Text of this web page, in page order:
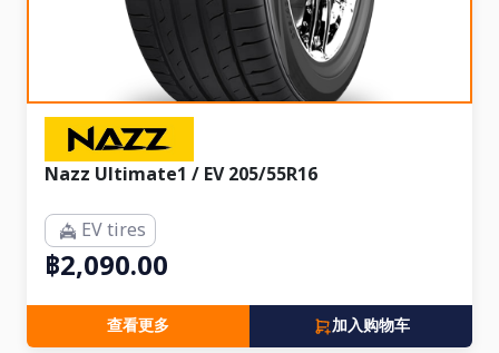
Nazz Ultimate1 / EV 205/55R16
EV tires
฿2,090.00
查看更多 加入购物车